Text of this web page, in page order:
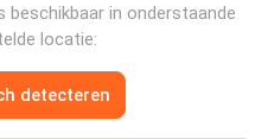
in onderstaande
locatie:
detecteren